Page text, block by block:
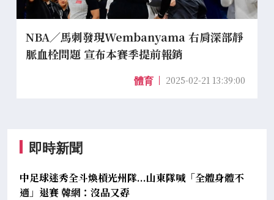
NBA／馬刺發現Wembanyama 右肩深部靜
脈血栓問題 宣布本賽季提前報銷
體育 2025-02-21 13:39:00
即時新聞
中足球迷秀全斗煥槓光州隊...山東隊喊「全體身體不
適」退賽 韓網：沒品又孬